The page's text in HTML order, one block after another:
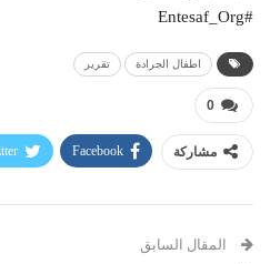
#Entesaf_Org
اطفال الجرادة تقرير
0
مشاركة Facebook
المقال السابق